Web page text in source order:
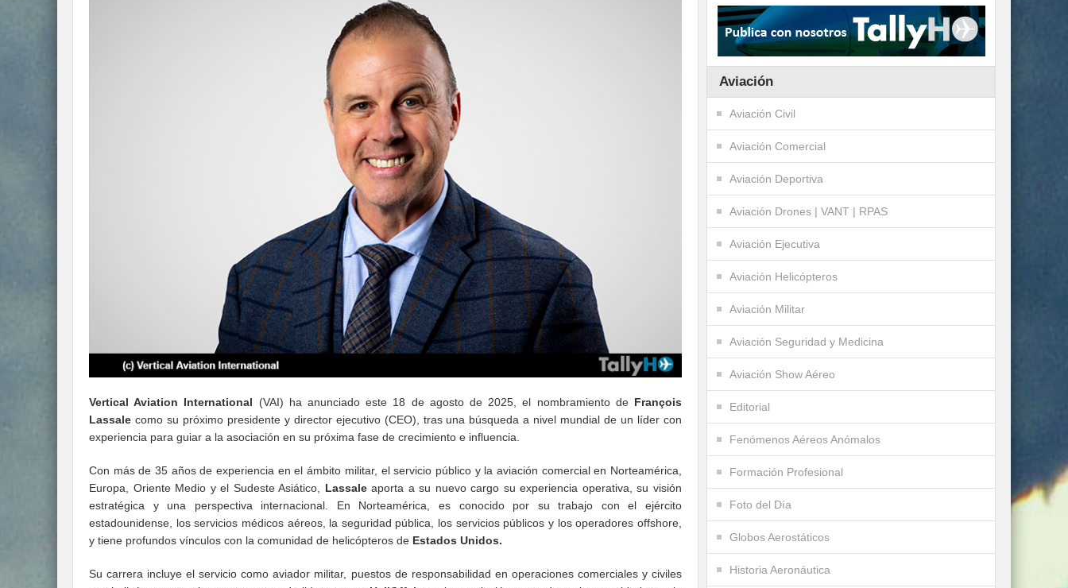
Vertical Aviation International (VAI) ha anunciado este 18 de agosto de 2025, el nombramiento de François
Lassale como su próximo presidente y director ejecutivo (CEO), tras una búsqueda a nivel mundial de un líder con
experiencia para guiar a la asociación en su próxima fase de crecimiento e influencia.
Con más de 35 años de experiencia en el ámbito militar, el servicio público y la aviación comercial en Norteamérica,
Europa, Oriente Medio y el Sudeste Asiático, Lassaleaporta a su nuevo cargo su experiencia operativa, su visión
estratégica y una perspectiva internacional. En Norteamérica, es conocido por su trabajo con el ejército
estadounidense, los servicios médicos aéreos, la seguridad pública, los servicios públicos y los operadores offshore,
y tiene profundos vínculos con la comunidad de helicópteros de Estados Unidos.
Su carrera incluye el servicio como aviador militar, puestos de responsabilidad en operaciones comerciales y civiles
Aviación
Aviación Civil
Aviación Comercial
Aviación Deportiva
Aviación Drones | VANT | RPAS
Aviación Ejecutiva
Aviación Helicópteros
Aviación Militar
Aviación Seguridad y Medicina
Aviación Show Aéreo
Editorial
Fenómenos Aéreos Anómalos
Formación Profesional
Foto del Día
Globos Aerostáticos
Historia Aeronáutica